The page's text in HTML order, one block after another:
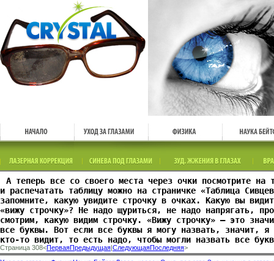
А теперь все со своего места через очки посмотрите на
и распечатать таблицу можно на страничке «Таблица
запомните, какую увидите строчку в очках. Какую вы
«вижу строчку»? Не надо щуриться, не надо напрягать,
смотрим, какую видим строчку. «Вижу строчку» — это
все буквы. Вот если все буквы я могу назвать, значит,
кто-то видит, то есть надо, чтобы могли назвать все
Страница 308<ПерваяПредыдущая|СледующаяПоследняя>